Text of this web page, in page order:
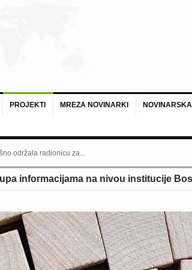
PROJEKTI MREZA NOVINARKI
održala radionicu za...
informacijama na nivou institucije